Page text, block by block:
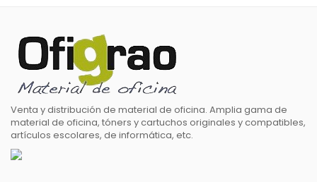
Venta y distribución de material de oficina. Amplia gama de
material de oficina, tóners y cartuchos originales y compatibles,
artículos escolares, de informática, etc.